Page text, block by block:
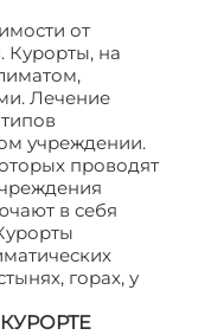
от
Курорты, на
Лечение
учреждении.
проводят
в себя
горах, у